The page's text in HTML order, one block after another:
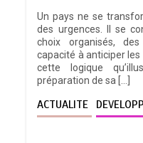
Un pays ne se
des urgences. Il se
choix organisés,
capacité à anticiper
cette logique
préparation de sa […]
ACTUALITE